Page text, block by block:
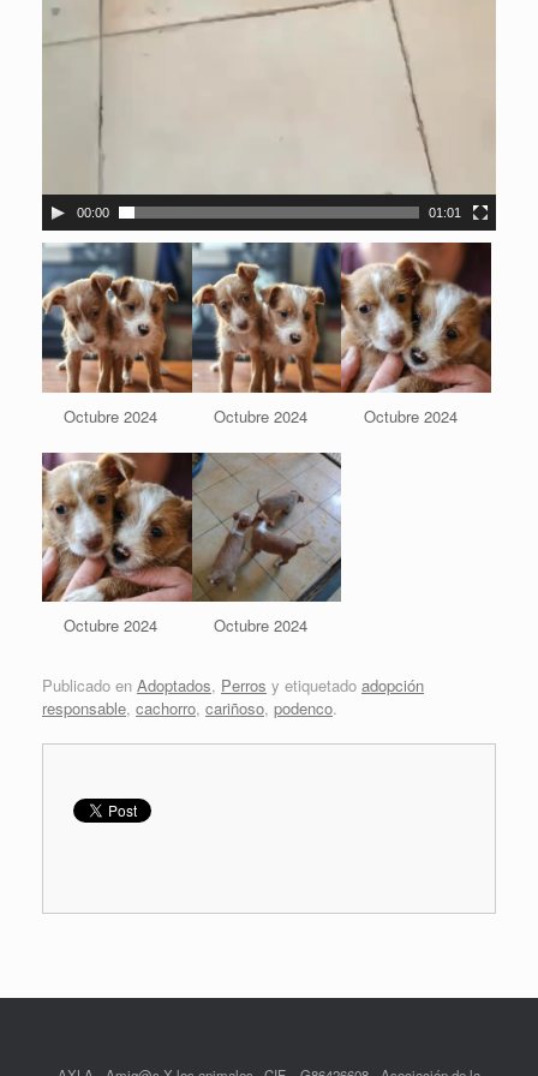
00:00 01:01
Octubre 2024 Octubre 2024 Octubre 2024
Octubre 2024 Octubre 2024
Publicado en Adoptados, Perros y etiquetado adopción
responsable, cachorro, cariñoso, podenco.